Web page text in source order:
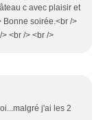
c avec plaisir et
Bonne soirée.<br />
<br /> <br />
j'ai les 2